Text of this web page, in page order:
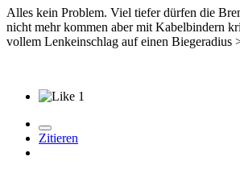
Alles kein Problem. Viel tiefer dürfen die
nicht mehr kommen aber mit Kabelbindern
vollem Lenkeinschlag auf einen Biegeradius
1
Zitieren